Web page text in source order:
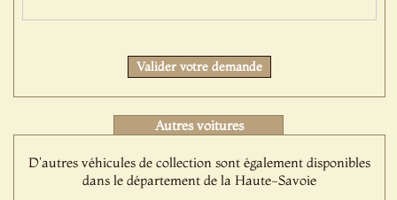
Valider votre demande
Autres voitures
D'autres véhicules de collection sont également disponibles
dans le département de la Haute-Savoie